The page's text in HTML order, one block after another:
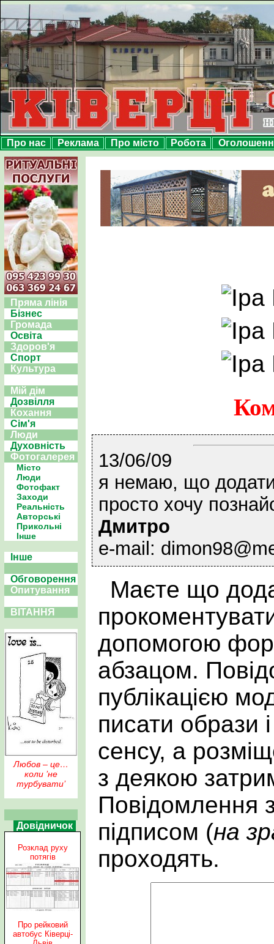
Про нас Реклама Про місто Робота
Пряма лінія
Бізнес
Громада
Освіта
Здоров'я
Спорт
Культура
Мій дім
Дозвілля
Кохання
Сім'я
Люди
Духовність
Фотогалерея
Місто
Люди
Фотофакт
Заходи
Реальність
Авторські
Прикольні
Інше
Інше
Обговорення
Опитування
ВІТАННЯ
Любов – це…
коли ’не
турбувати’
Довідничок
Розклад руху
потягів
Про рейковий
автобус Ківерці-
13/06/09
я немаю, що
просто хочу
Дмитро
e-mail:
Маєте що
допомогою
абзацом.
публікацією
писати образи
сенсу, а
з деякою
Повідомлення
підписом (на
проходять.